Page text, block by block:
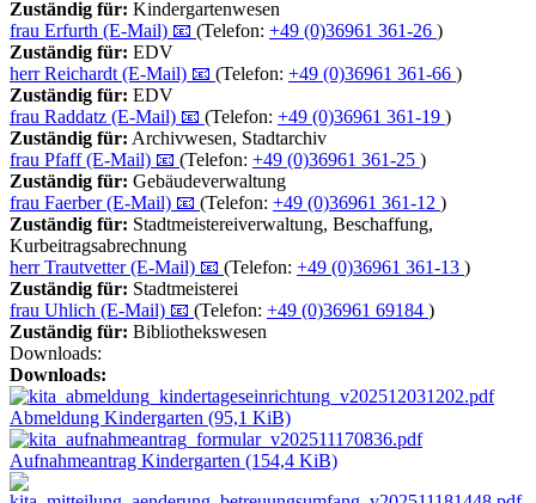
Zuständig für: Kindergartenwesen
frau Erfurth (E-Mail) 📧 (Telefon: +49 (0)36961 361-26 )
Zuständig für: EDV
herrReichardt (E-Mail) 📧 (Telefon: +49 (0)36961 361-66 )
Zuständig für: EDV
frau Raddatz (E-Mail) 📧 (Telefon: +49 (0)36961 361-19 )
Zuständig für: Archivwesen, Stadtarchiv
frau Pfaff(E-Mail) 📧 (Telefon: +49 (0)36961 361-25 )
Zuständig für: Gebäudeverwaltung
frau Faerber(E-Mail) 📧 (Telefon: +49 (0)36961 361-12 )
Zuständig für: Stadtmeistereiverwaltung, Beschaffung,
Kurbeitragsabrechnung
herrTrautvetter(E-Mail) 📧 (Telefon: +49 (0)36961 361-13 )
Zuständig für: Stadtmeisterei
frau Uhlich (E-Mail) 📧 (Telefon: +49 (0)36961 69184 )
Zuständig für: Bibliothekswesen
Downloads:
Downloads:
Abmeldung Kindergarten (95,1 KiB)
Aufnahmeantrag Kindergarten (154,4 KiB)